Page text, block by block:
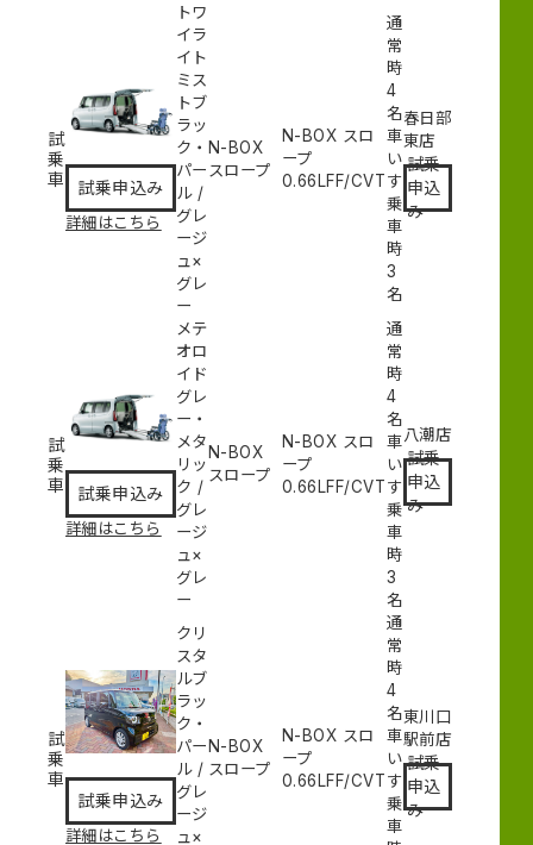
試
乗
車
試乗申込み
詳細はこちら
トワ
イラ
イト
ミス
トブ
ラッ
ク・
パー
ル/
グレ
ージ
ュ×
グレ
ー
N-BOX
スロープ
N-BOX スロ
ープ
0.66LFF/CVT
通
常
時
4
名
車
い
す
乗
車
時
3
名
春日部
東店
試乗
申込
み
試
乗
車
試乗申込み
詳細はこちら
メテ
オロ
イド
グレ
ー・
メタ
リッ
ク /
グレ
ージ
ュ×
グレ
ー
N-BOX
スロープ
N-BOX スロ
ープ
0.66LFF/CVT
通
常
時
4
名
車
い
す
乗
車
時
3
名
八潮店
試乗
申込
み
試
乗
車
試乗申込み
詳細はこちら
クリ
スタ
ルブ
ラッ
ク・
パー
ル/
グレ
ージ
ュ×
N-BOX
スロープ
N-BOX スロ
ープ
0.66LFF/CVT
通
常
時
4
名
車
い
す
乗
車
東川口
駅前店
試乗
申込
み